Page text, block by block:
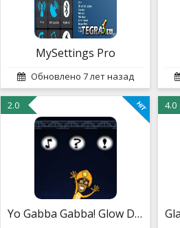
MySettings Pro
Обновлено 7 лет назад
2.0
Yo Gabba Gabba! Glow Dancing!
4.0